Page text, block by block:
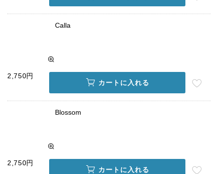
Calla
2,750円
カートに入れる
Blossom
2,750円
カートに入れる